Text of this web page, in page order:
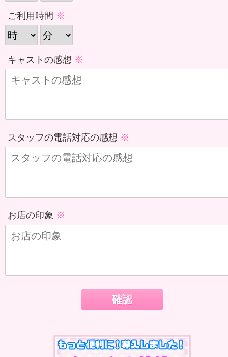
ご利用時間
キャストの感想
スタッフの電話対応の感想
お店の印象
確認